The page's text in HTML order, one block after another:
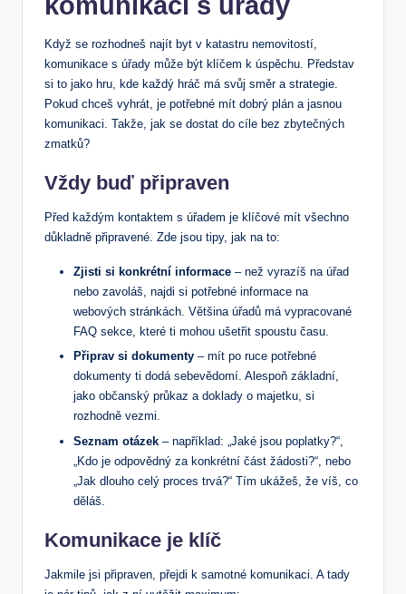
Když se rozhodneš najít byt v katastru nemovitostí,
komunikace s ⁣úřady může být klíčem k úspěchu.⁤ Představ
si⁢ to jako hru,‌ kde každý hráč má svůj směr ‍a strategie.
Pokud chceš vyhrát,‍ je potřebné mít dobrý plán a‌ jasnou‍
komunikaci. Takže, jak se dostat do cíle bez zbytečných⁣
zmatků?
Vždy buď připraven
Před‌ každým ⁢kontaktem⁣ s ​úřadem je klíčové ⁣mít všechno
důkladně připravené. Zde jsou tipy, jak ⁣na ‌to:
Zjisti si‍ konkrétní informace – než vyrazíš na ‌úřad
⁣nebo ‌zavoláš, ⁤najdi si potřebné ⁣informace na
webových stránkách. ⁢Většina úřadů​ má ⁤vypracované
FAQ sekce,​ které ti mohou ušetřit spoustu času.
Připrav‌ si⁣ dokumenty – mít po ruce potřebné
dokumenty ti dodá sebevědomí.‍ Alespoň základní,
jako občanský ​průkaz ⁣a doklady o⁢ majetku,‍ si‍
rozhodně‌ vezmi.
Seznam otázek – například: „Jaké jsou poplatky?“,
„Kdo je odpovědný za konkrétní část žádosti?“, nebo
„Jak dlouho celý proces⁣ trvá?“⁤ Tím ukážeš, že víš, co
děláš.
Komunikace je klíč
Jakmile⁣ jsi připraven, přejdi k samotné ​komunikaci. A tady